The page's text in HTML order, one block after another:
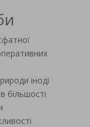
іноді
більшості